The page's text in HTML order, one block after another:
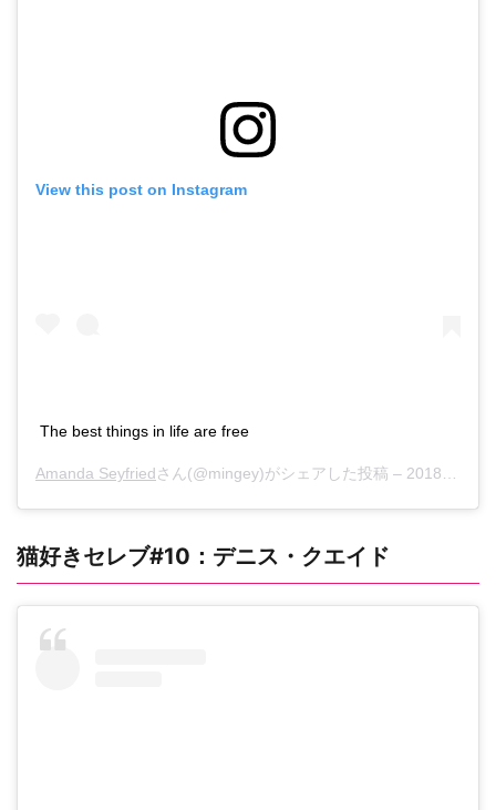
View this post on Instagram
The best things in life are free
Amanda Seyfriedさん(@mingey)がシェアした投稿 – 2018年 8月月23日午前8時11分PDT
猫好きセレブ#10：デニス・クエイド